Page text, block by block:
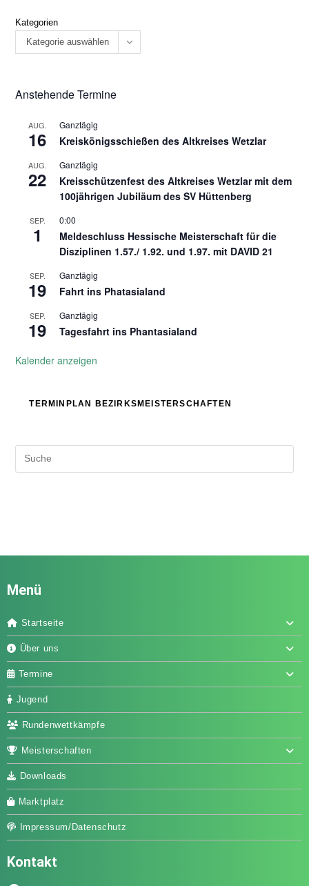
Kategorien
Kategorie auswählen
Anstehende Termine
AUG.
16
Ganztägig
Kreiskönigsschießen des Altkreises Wetzlar
AUG.
22
Ganztägig
Kreisschützenfest des Altkreises Wetzlar mit dem
100jährigen Jubiläum des SV Hüttenberg
SEP.
1
0:00
Meldeschluss Hessische Meisterschaft für die
Disziplinen 1.57./ 1.92. und 1.97. mit DAVID 21
SEP.
19
Ganztägig
Fahrt ins Phatasialand
SEP.
19
Ganztägig
Tagesfahrt ins Phantasialand
Kalender anzeigen
TERMINPLAN BEZIRKSMEISTERSCHAFTEN
Menü
Startseite
Über uns
Termine
Jugend
Rundenwettkämpfe
Meisterschaften
Downloads
Marktplatz
Impressum/Datenschutz
Kontakt